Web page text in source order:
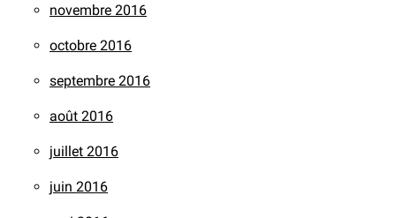
novembre 2016
octobre 2016
septembre 2016
août 2016
juillet 2016
juin 2016